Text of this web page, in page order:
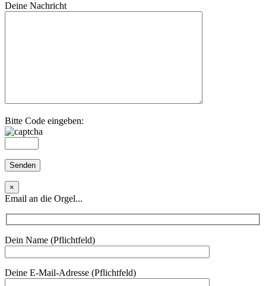
Deine Nachricht
Bitte Code eingeben:
×
Email an die Orgel...
Dein Name (Pflichtfeld)
Deine E-Mail-Adresse (Pflichtfeld)